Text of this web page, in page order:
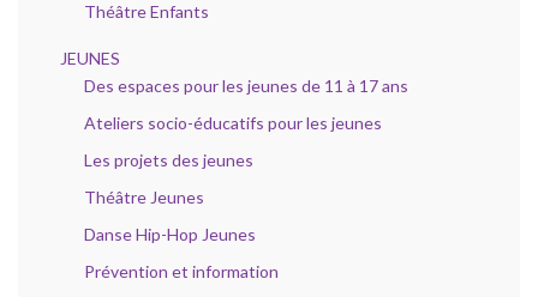
Théâtre Enfants
JEUNES
Des espaces pour les jeunes de 11 à 17 ans
Ateliers socio-éducatifs pour les jeunes
Les projets des jeunes
Théâtre Jeunes
Danse Hip-Hop Jeunes
Prévention et information